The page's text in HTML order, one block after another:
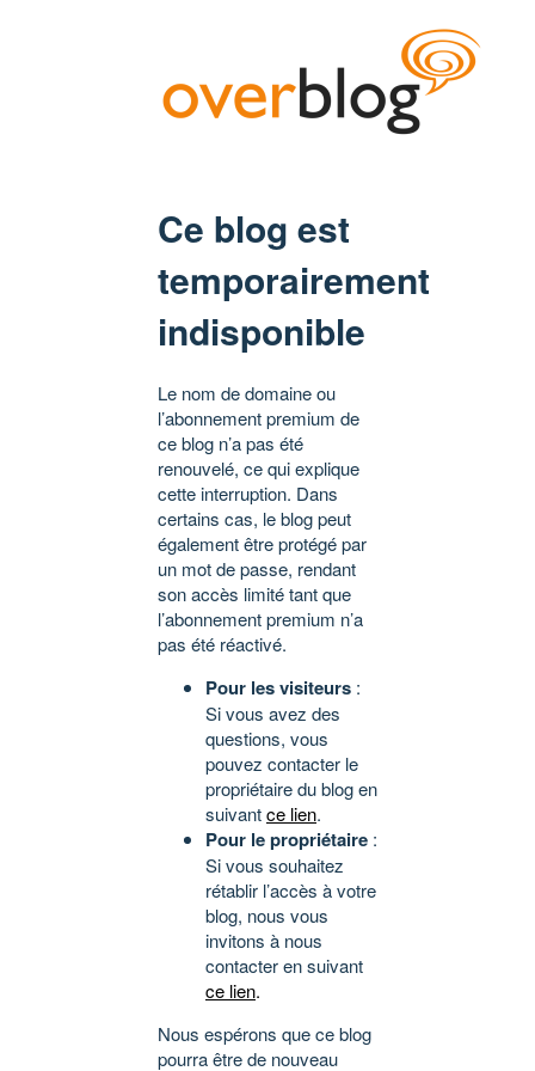
Ce blog est
temporairement
indisponible
Le nom de domaine ou
l’abonnement premium de
ce blog n’a pas été
renouvelé, ce qui explique
cette interruption. Dans
certains cas, le blog peut
également être protégé par
un mot de passe, rendant
son accès limité tant que
l’abonnement premium n’a
pas été réactivé.
Pour les visiteurs :
Si vous avez des
questions, vous
pouvez contacter le
propriétaire du blog en
suivantce lien.
Pour le propriétaire :
Si vous souhaitez
rétablir l’accès à votre
blog, nous vous
invitons à nous
contacter en suivant
ce lien.
Nous espérons que ce blog
pourra être de nouveau